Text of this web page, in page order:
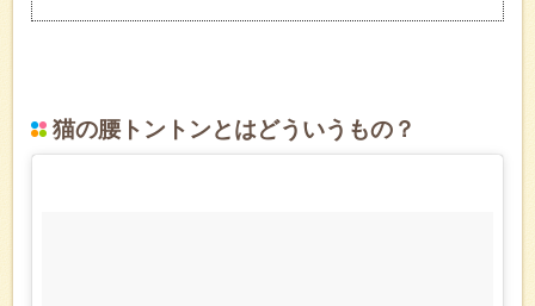
猫の腰トントンとはどういうもの？